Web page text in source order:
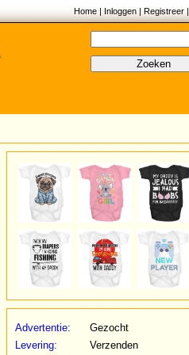
Home| Inloggen| Registreer|
Zoeken
Advertentie:
Gezocht
Levering:
Verzenden